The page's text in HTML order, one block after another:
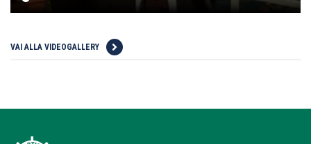
VAI ALLA VIDEOGALLERY